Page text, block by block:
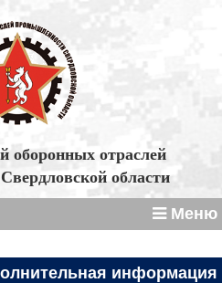
оборонных отраслей
области
Меню
информация